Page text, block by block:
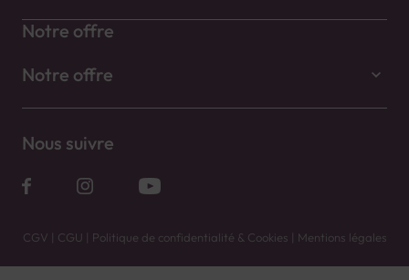
Notre offre
Notre offre
Nous suivre
CGV | CGU | Politique de confidentialité & Cookies | Mentions légales